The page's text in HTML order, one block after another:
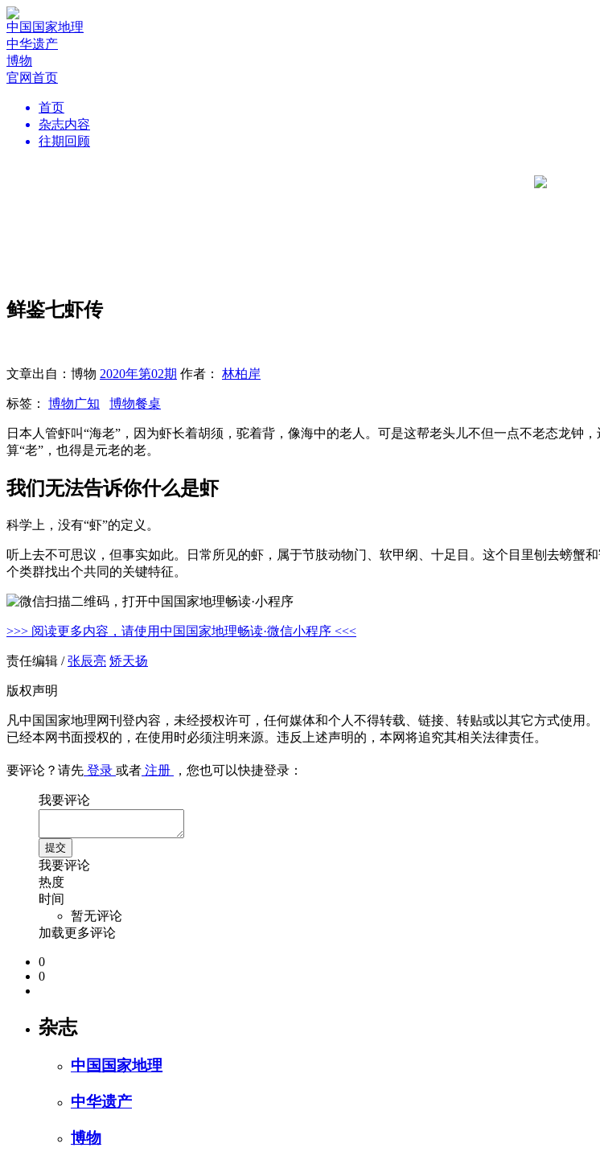
中国国家地理
中华遗产
博物
官网首页
首页
杂志内容
往期回顾
鲜鉴七虾传
文章出自：博物 2020年第02期 作者： 林柏岸
标签： 博物广知 博物餐桌
日本人管虾叫“海老”，因为虾长着胡须，驼着背，像海中的老人。可是这帮老头儿不但一点不老态龙
算“老”，也得是元老的老。
我们无法告诉你什么是虾
科学上，没有“虾”的定义。
听上去不可思议，但事实如此。日常所见的虾，属于节肢动物门、软甲纲、十足目。这个目里刨去螃蟹
个类群找出个共同的关键特征。
>>> 阅读更多内容，请使用中国国家地理畅读·微信小程序 <<<
责任编辑 /张辰亮 矫天扬
版权声明
凡中国国家地理网刊登内容，未经授权许可，任何媒体和个人不得转载、链接、转贴或以其它方式使用。
已经本网书面授权的，在使用时必须注明来源。违反上述声明的，本网将追究其相关法律责任。
要评论？请先 登录 或者 注册 ，您也可以快捷登录：
我要评论
我要评论
热度
时间
暂无评论
加载更多评论
0
0
杂志
中国国家地理
中华遗产
博物